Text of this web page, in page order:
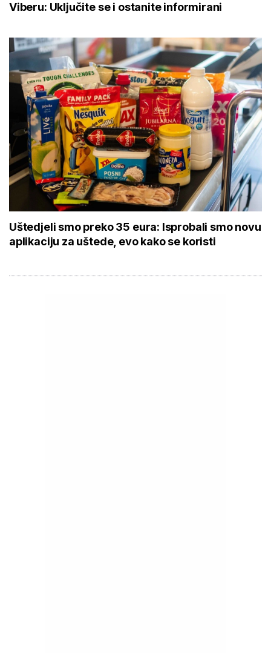
Viberu: Uključite se i ostanite informirani
Uštedjeli smo preko 35 eura: Isprobali smo novu
aplikaciju za uštede, evo kako se koristi